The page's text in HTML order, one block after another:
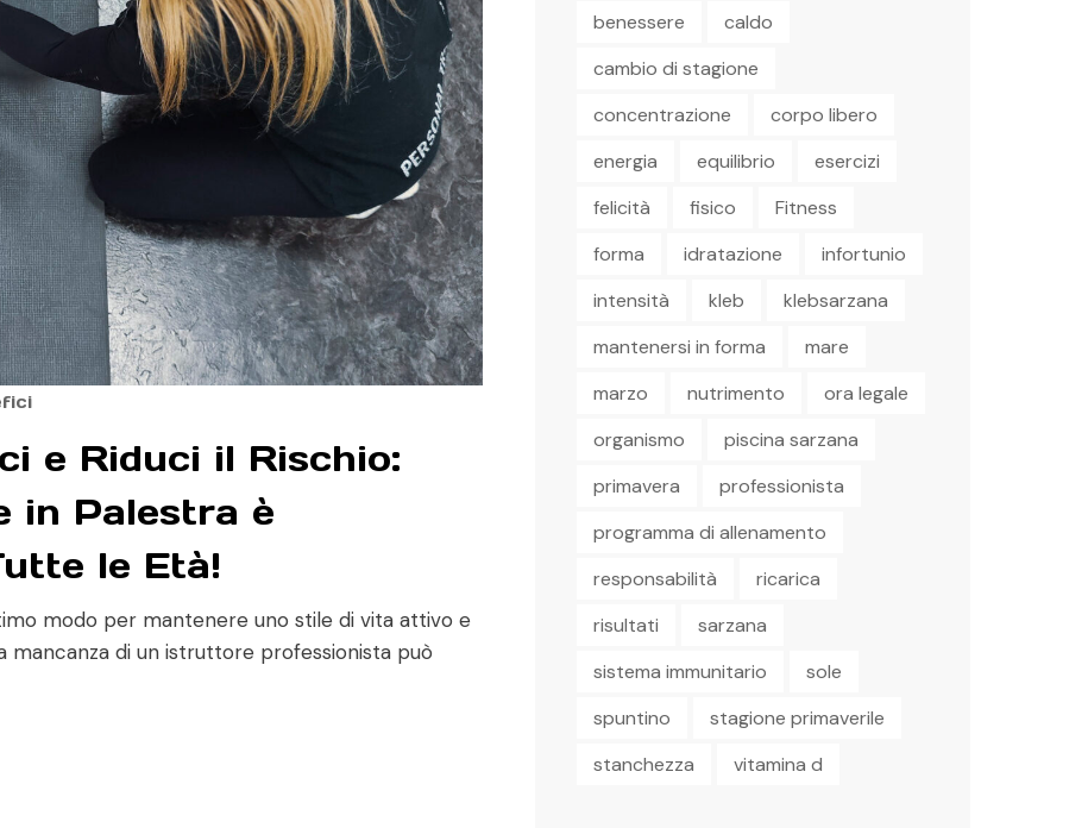
e Riduci il Rischio:
in Palestra è
le Età!
modo per mantenere uno stile di vita attivo e
mancanza di un istruttore professionista può
benessere
caldo
cambio di stagione
concentrazione
corpo libero
energia
equilibrio
esercizi
felicità
fisico
Fitness
forma
idratazione
infortunio
intensità
kleb
klebsarzana
mantenersi in forma
mare
marzo
nutrimento
ora legale
organismo
piscina sarzana
primavera
professionista
programma di allenamento
responsabilità
ricarica
risultati
sarzana
sistema immunitario
sole
spuntino
stagione primaverile
stanchezza
vitamina d